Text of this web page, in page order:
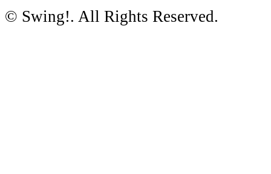
© Swing!. All Rights Reserved.